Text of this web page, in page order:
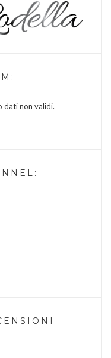
dati non validi.